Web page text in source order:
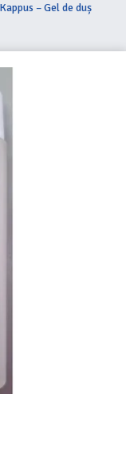
– Gel de duș